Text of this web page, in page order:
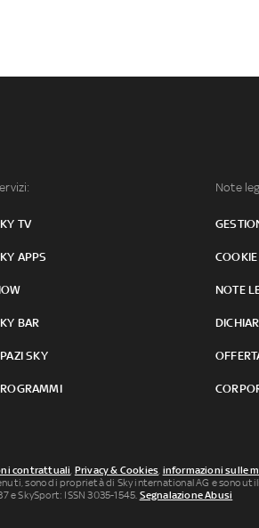
TV
APPS
BAR
SKY
Note
NOTE
contrattuali, Privacy & Cookies, informazioni sulle
sono di proprietà di Sky international AG e sono
e SkySport: ISSN 3035-1545. Segnalazione Abusi